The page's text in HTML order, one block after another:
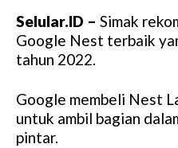
Selular.ID – Simak
Google Nest terbaik
tahun 2022.
Google membeli Nest
untuk ambil bagian
pintar.